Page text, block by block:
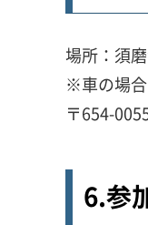
場所：須
※車の場合
〒654-
6.参